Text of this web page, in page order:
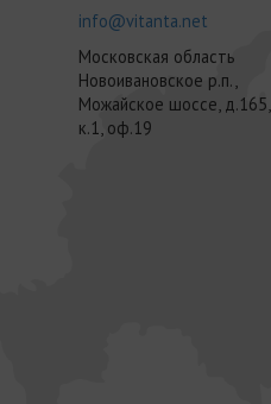
info@vitanta.net
Московская область
Новоивановское р.п.,
Можайское шоссе, д.165,
к.1, оф.19